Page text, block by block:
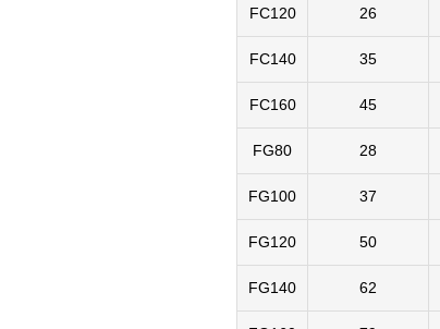
FC120 26
FC140 35
FC160 45
FG80 28
FG100 37
FG120 50
FG140 62